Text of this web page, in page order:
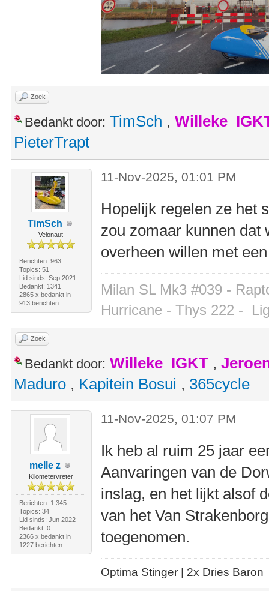
Zoek
Bedankt door: TimSch ,
PieterTrapt
TimSch
Velonaut
Berichten: 963
Topics: 51
Lid sinds: Sep 2021
Bedankt: 1341
2865 x bedankt in
913 berichten
11-Nov-2025, 01:01 PM
Hopelijk regelen ze het
zou zomaar kunnen dat
overheen willen met
Milan SL Mk3 #039 -
Hurricane - Thys 222 -
Zoek
Bedankt door: Willeke_IGKT ,
Maduro , Kapitein Bosui , 365cycle
melle z
Kilometervreter
Berichten: 1.345
Topics: 34
Lid sinds: Jun 2022
Bedankt: 0
2366 x bedankt in
1227 berichten
11-Nov-2025, 01:07 PM
Ik heb al ruim 25 jaar
Aanvaringen van de
inslag, en het lijkt alsof
van het Van
toegenomen.
Optima Stinger | 2x Dries Baron